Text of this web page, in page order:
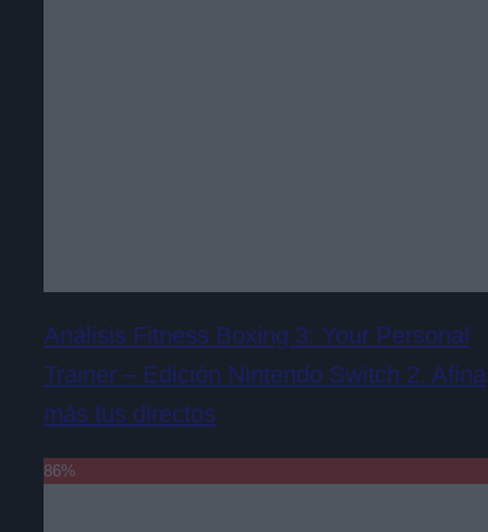
Análisis Fitness Boxing 3: Your Personal
Trainer – Edición Nintendo Switch 2. Afina
más tus directos
86%